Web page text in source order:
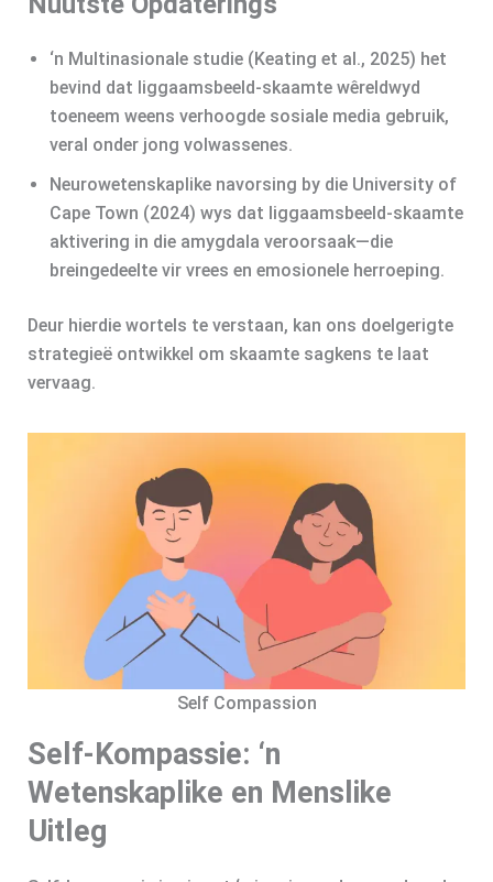
‘n Multinasionale studie (Keating et al., 2025) het
bevind dat liggaamsbeeld-skaamte wêreldwyd
toeneem weens verhoogde sosiale media gebruik,
veral onder jong volwassenes.
Neurowetenskaplike navorsing by die University of
Cape Town (2024) wys dat liggaamsbeeld-skaamte
aktivering in die amygdala veroorsaak—die
breingedeelte vir vrees en emosionele herroeping.
Deur hierdie wortels te verstaan, kan ons doelgerigte
strategieë ontwikkel om skaamte sagkens te laat
vervaag.
Self Compassion
Self-Kompassie: ‘n
Wetenskaplike en Menslike
Uitleg